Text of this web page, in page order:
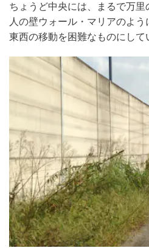
ちょうど中央には、まるで万
人の壁ウォール・マリアのよう
東西の移動を困難なものにして